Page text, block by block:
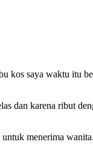
kos saya waktu itu
dan karena ribut
menerima